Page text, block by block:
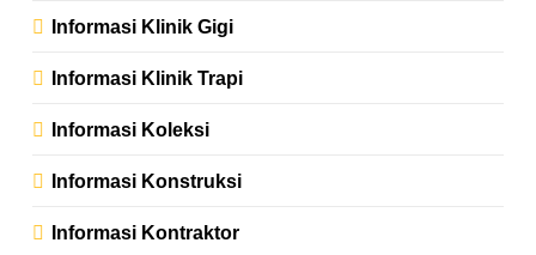
Informasi Klinik Gigi
Informasi Klinik Trapi
Informasi Koleksi
Informasi Konstruksi
Informasi Kontraktor